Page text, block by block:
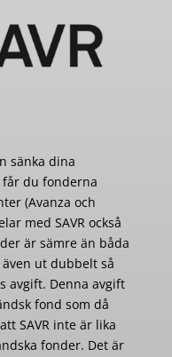
sänka dina
får du fonderna
(Avanza och
med SAVR också
är sämre än båda
även ut dubbelt så
avgift. Denna avgift
fond som då
SAVR inte är lika
fonder. Det är